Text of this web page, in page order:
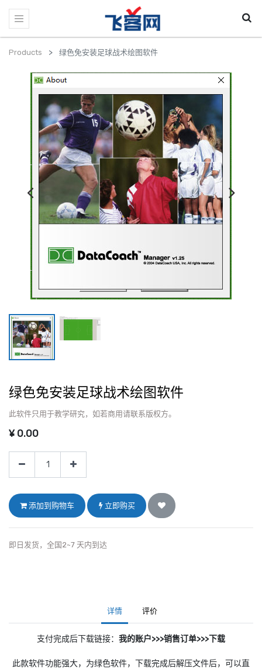
Products 绿色免安装足球战术绘图软件
绿色免安装足球战术绘图软件
此软件只用于教学研究，如若商用请联系版权方。
¥ 0.00
添加到购物车 立即购买
即日发货，全国2~7 天内到达
详情 评价
支付完成后下载链接： 我的账户>>>销售订单>>>下载
此款软件功能强大，为绿色软件，下载完成后解压文件后，可以直